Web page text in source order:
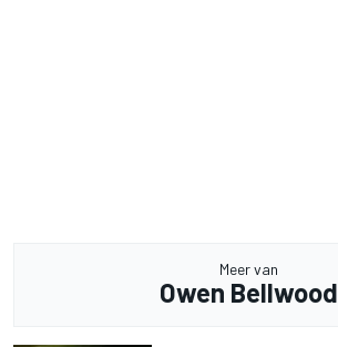
Meer van
Owen Bellwood